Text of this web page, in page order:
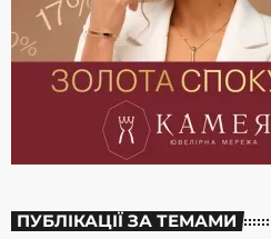
ПУБЛІКАЦІЇ ЗА ТЕМАМИ